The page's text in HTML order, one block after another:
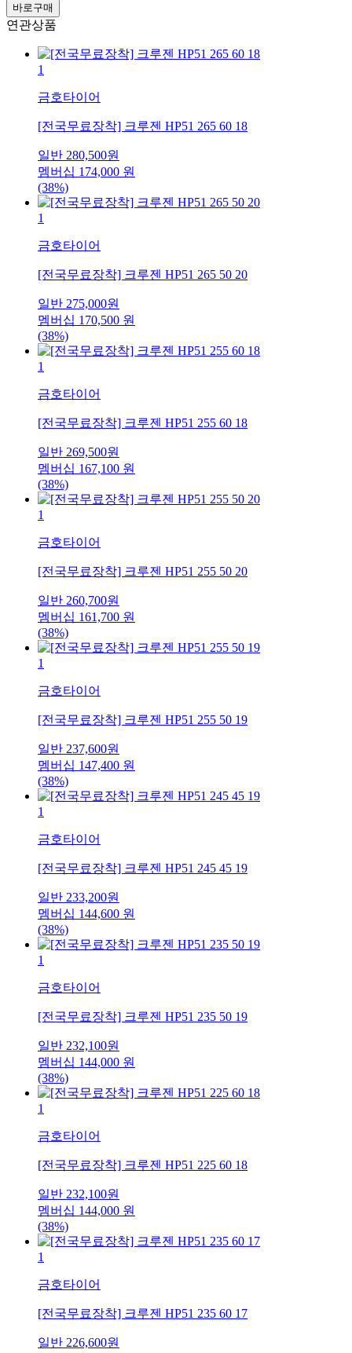
바로구매
연관상품
1
금호타이어
[전국무료장착] 크루젠 HP51 265 60 18
일반 280,500원
멤버십 174,000 원
(38%)
1
금호타이어
[전국무료장착] 크루젠 HP51 265 50 20
일반 275,000원
멤버십 170,500 원
(38%)
1
금호타이어
[전국무료장착] 크루젠 HP51 255 60 18
일반 269,500원
멤버십 167,100 원
(38%)
1
금호타이어
[전국무료장착] 크루젠 HP51 255 50 20
일반 260,700원
멤버십 161,700 원
(38%)
1
금호타이어
[전국무료장착] 크루젠 HP51 255 50 19
일반 237,600원
멤버십 147,400 원
(38%)
1
금호타이어
[전국무료장착] 크루젠 HP51 245 45 19
일반 233,200원
멤버십 144,600 원
(38%)
1
금호타이어
[전국무료장착] 크루젠 HP51 235 50 19
일반 232,100원
멤버십 144,000 원
(38%)
1
금호타이어
[전국무료장착] 크루젠 HP51 225 60 18
일반 232,100원
멤버십 144,000 원
(38%)
1
금호타이어
[전국무료장착] 크루젠 HP51 235 60 17
일반 226,600원